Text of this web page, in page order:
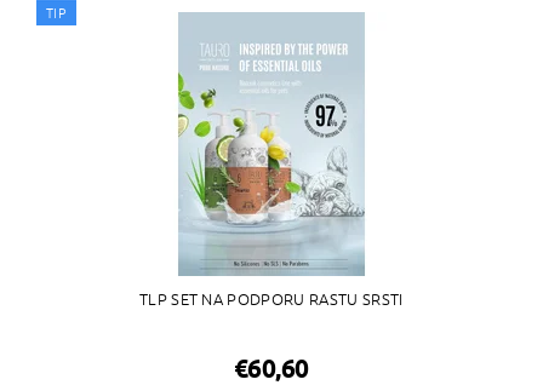
TIP
TLP SET NA PODPORU RASTU SRSTI
€60,60